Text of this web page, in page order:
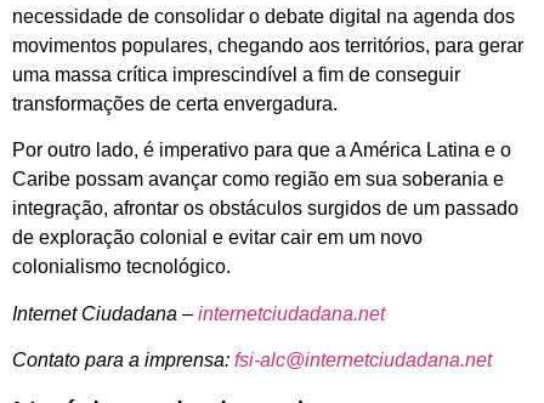
necessidade de consolidar o debate digital na agenda dos
movimentos populares, chegando aos territórios, para gerar
uma massa crítica imprescindível a fim de conseguir
transformações de certa envergadura.
Por outro lado, é imperativo para que a América Latina e o
Caribe possam avançar como região em sua soberania e
integração, afrontar os obstáculos surgidos de um passado
de exploração colonial e evitar cair em um novo
colonialismo tecnológico.
Internet Ciudadana – internetciudadana.net
Contato para a imprensa: fsi-alc@internetciudadana.net